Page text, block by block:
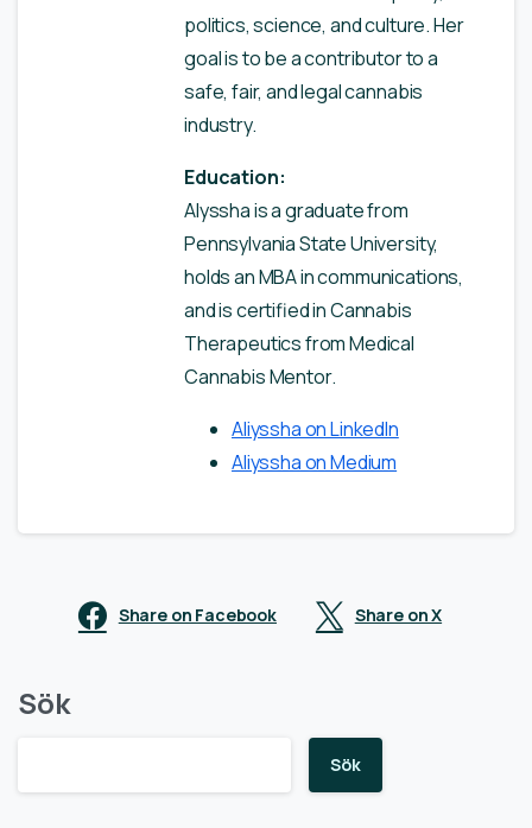
politics, science, and culture. Her
goal is to be a contributor to a
safe, fair, and legal cannabis
industry.
Education:
Alyssha is a graduate from
Pennsylvania State University,
holds an MBA in communications,
and is certified in Cannabis
Therapeutics from Medical
Cannabis Mentor.
Aliyssha on LinkedIn
Aliyssha on Medium
Share on Facebook Share on X
Sök
Sök